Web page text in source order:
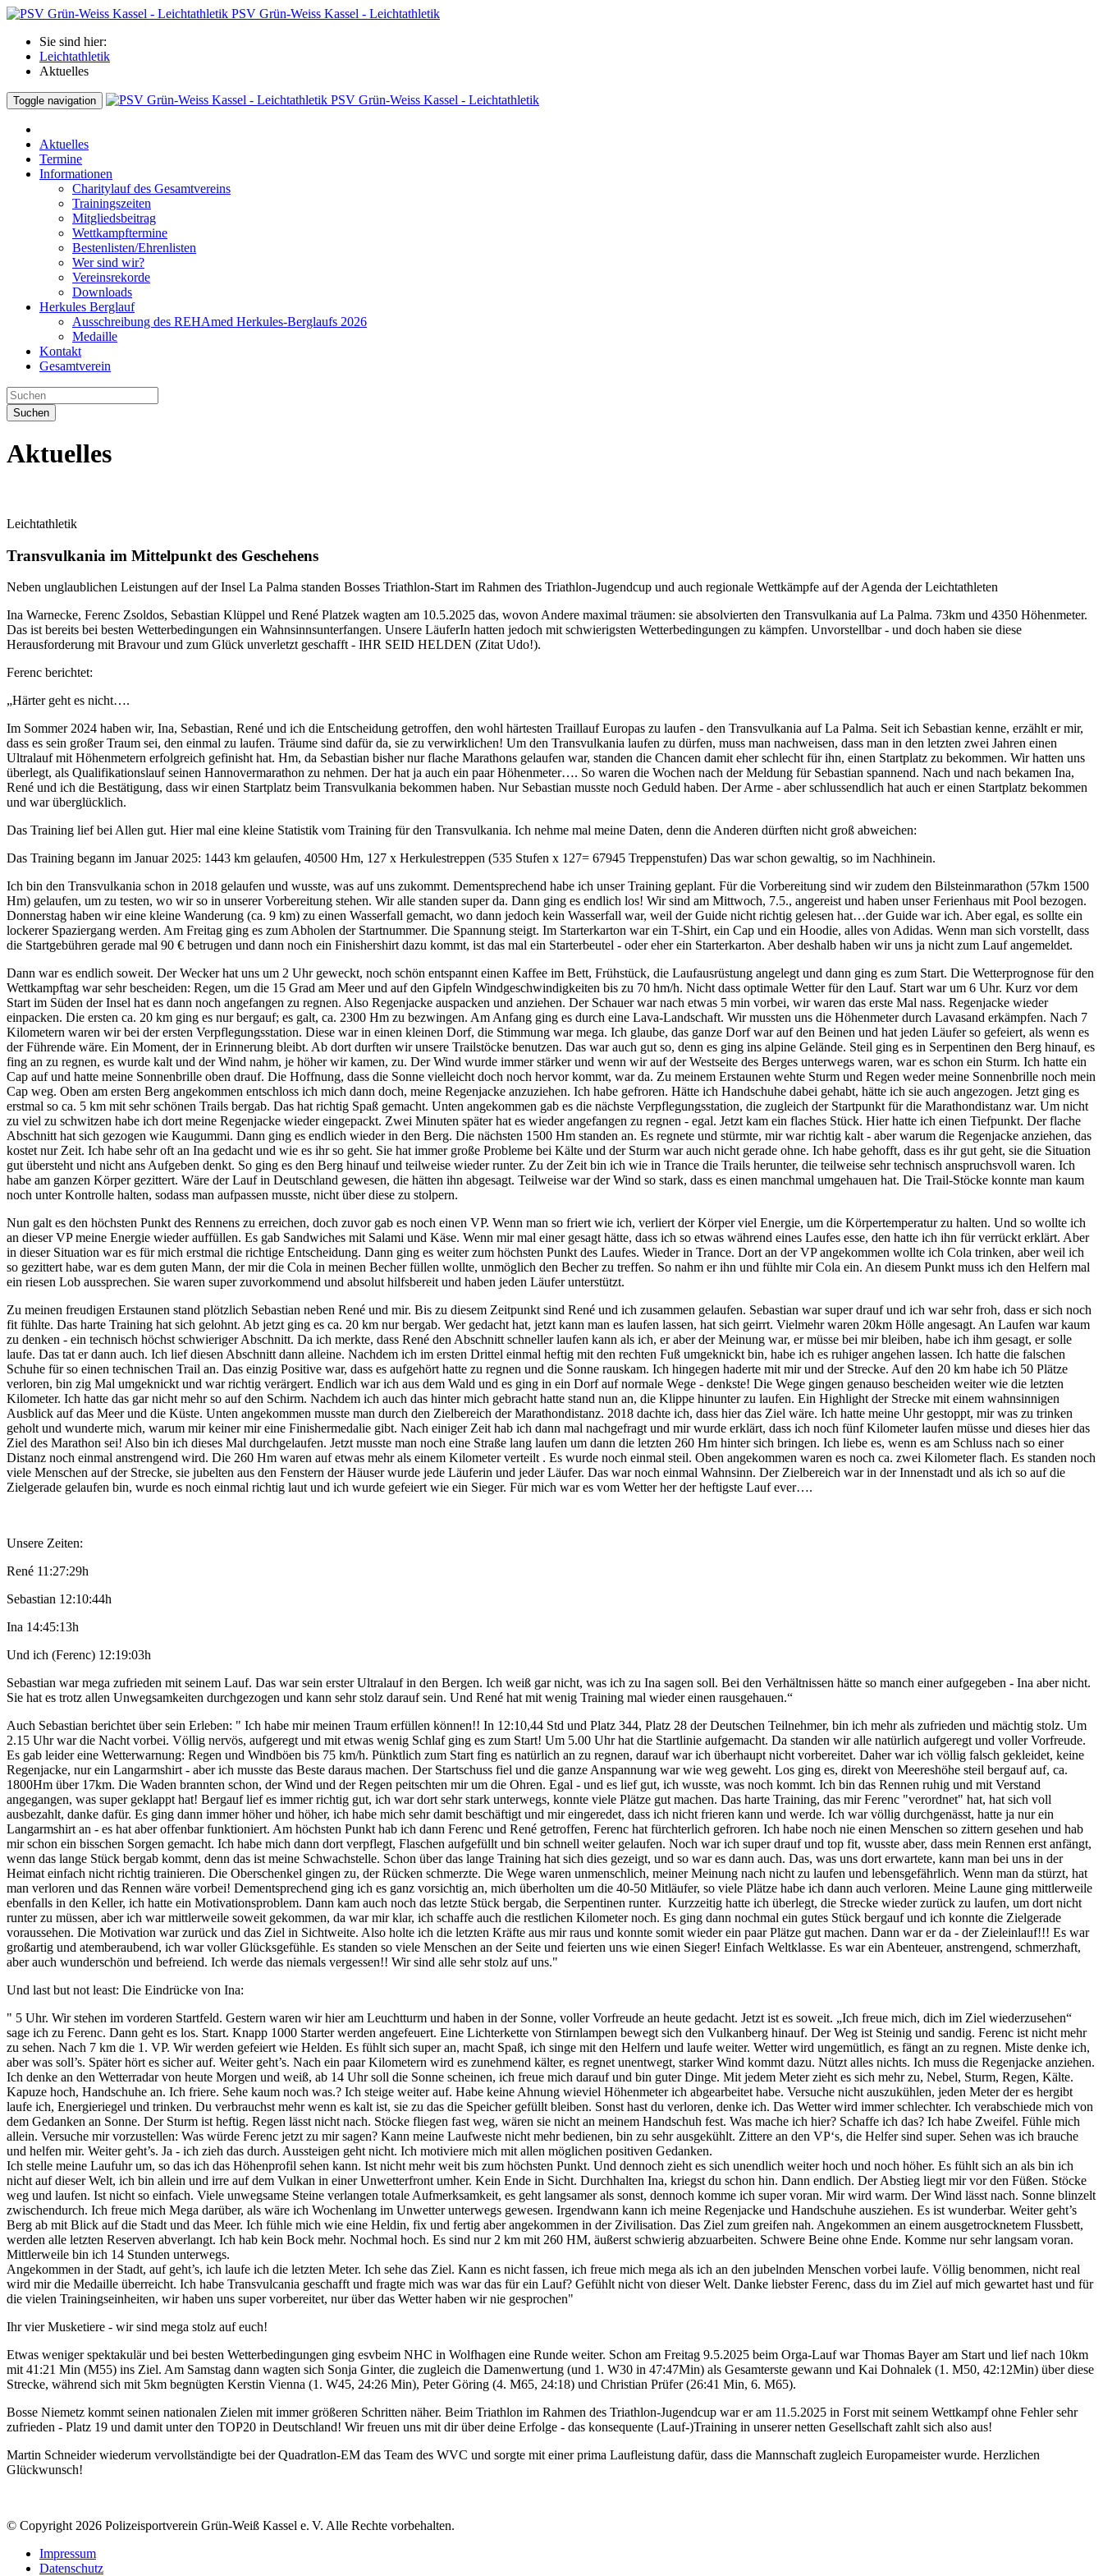
PSV Grün-Weiss Kassel - Leichtathletik
Sie sind hier:
Leichtathletik
Aktuelles
Toggle navigation PSV Grün-Weiss Kassel - Leichtathletik
Aktuelles
Termine
Informationen
Charitylauf des Gesamtvereins
Trainingszeiten
Mitgliedsbeitrag
Wettkampftermine
Bestenlisten/Ehrenlisten
Wer sind wir?
Vereinsrekorde
Downloads
Herkules Berglauf
Ausschreibung des REHAmed Herkules-Berglaufs 2026
Medaille
Kontakt
Gesamtverein
Suchen
Aktuelles
Leichtathletik
Transvulkania im Mittelpunkt des Geschehens
Neben unglaublichen Leistungen auf der Insel La Palma standen Bosses Triathlon-Start im Rahmen des Triathlon-Jugendcup und auch regionale Wettkämpfe auf der Agenda der Leichtathleten
Ina Warnecke, Ferenc Zsoldos, Sebastian Klüppel und René Platzek wagten am 10.5.2025 das, wovon Andere maximal träumen: sie absolvierten den Transvulkania auf La Palma. 73km und 4350 Höhenmeter.
Das ist bereits bei besten Wetterbedingungen ein Wahnsinnsunterfangen. Unsere LäuferIn hatten jedoch mit schwierigsten Wetterbedingungen zu kämpfen. Unvorstellbar - und doch haben sie diese
Herausforderung mit Bravour und zum Glück unverletzt geschafft - IHR SEID HELDEN (Zitat Udo!).
Ferenc berichtet:
„Härter geht es nicht….
Im Sommer 2024 haben wir, Ina, Sebastian, René und ich die Entscheidung getroffen, den wohl härtesten Traillauf Europas zu laufen - den Transvulkania auf La Palma. Seit ich Sebastian kenne, erzählt er mir,
dass es sein großer Traum sei, den einmal zu laufen. Träume sind dafür da, sie zu verwirklichen! Um den Transvulkania laufen zu dürfen, muss man nachweisen, dass man in den letzten zwei Jahren einen
Ultralauf mit Höhenmetern erfolgreich gefinisht hat. Hm, da Sebastian bisher nur flache Marathons gelaufen war, standen die Chancen damit eher schlecht für ihn, einen Startplatz zu bekommen. Wir hatten uns
überlegt, als Qualifikationslauf seinen Hannovermarathon zu nehmen. Der hat ja auch ein paar Höhenmeter…. So waren die Wochen nach der Meldung für Sebastian spannend. Nach und nach bekamen Ina,
René und ich die Bestätigung, dass wir einen Startplatz beim Transvulkania bekommen haben. Nur Sebastian musste noch Geduld haben. Der Arme - aber schlussendlich hat auch er einen Startplatz bekommen
und war überglücklich.
Das Training lief bei Allen gut. Hier mal eine kleine Statistik vom Training für den Transvulkania. Ich nehme mal meine Daten, denn die Anderen dürften nicht groß abweichen:
Das Training begann im Januar 2025: 1443 km gelaufen, 40500 Hm, 127 x Herkulestreppen (535 Stufen x 127= 67945 Treppenstufen) Das war schon gewaltig, so im Nachhinein.
Ich bin den Transvulkania schon in 2018 gelaufen und wusste, was auf uns zukommt. Dementsprechend habe ich unser Training geplant. Für die Vorbereitung sind wir zudem den Bilsteinmarathon (57km 1500
Hm) gelaufen, um zu testen, wo wir so in unserer Vorbereitung stehen. Wir alle standen super da. Dann ging es endlich los! Wir sind am Mittwoch, 7.5., angereist und haben unser Ferienhaus mit Pool bezogen.
Donnerstag haben wir eine kleine Wanderung (ca. 9 km) zu einen Wasserfall gemacht, wo dann jedoch kein Wasserfall war, weil der Guide nicht richtig gelesen hat…der Guide war ich. Aber egal, es sollte ein
lockerer Spaziergang werden. Am Freitag ging es zum Abholen der Startnummer. Die Spannung steigt. Im Starterkarton war ein T-Shirt, ein Cap und ein Hoodie, alles von Adidas. Wenn man sich vorstellt, dass
die Startgebühren gerade mal 90 € betrugen und dann noch ein Finishershirt dazu kommt, ist das mal ein Starterbeutel - oder eher ein Starterkarton. Aber deshalb haben wir uns ja nicht zum Lauf angemeldet.
Dann war es endlich soweit. Der Wecker hat uns um 2 Uhr geweckt, noch schön entspannt einen Kaffee im Bett, Frühstück, die Laufausrüstung angelegt und dann ging es zum Start. Die Wetterprognose für den
Wettkampftag war sehr bescheiden: Regen, um die 15 Grad am Meer und auf den Gipfeln Windgeschwindigkeiten bis zu 70 hm/h. Nicht dass optimale Wetter für den Lauf. Start war um 6 Uhr. Kurz vor dem
Start im Süden der Insel hat es dann noch angefangen zu regnen. Also Regenjacke auspacken und anziehen. Der Schauer war nach etwas 5 min vorbei, wir waren das erste Mal nass. Regenjacke wieder
einpacken. Die ersten ca. 20 km ging es nur bergauf; es galt, ca. 2300 Hm zu bezwingen. Am Anfang ging es durch eine Lava-Landschaft. Wir mussten uns die Höhenmeter durch Lavasand erkämpfen. Nach 7
Kilometern waren wir bei der ersten Verpflegungsstation. Diese war in einen kleinen Dorf, die Stimmung war mega. Ich glaube, das ganze Dorf war auf den Beinen und hat jeden Läufer so gefeiert, als wenn es
der Führende wäre. Ein Moment, der in Erinnerung bleibt. Ab dort durften wir unsere Trailstöcke benutzen. Das war auch gut so, denn es ging ins alpine Gelände. Steil ging es in Serpentinen den Berg hinauf, es
fing an zu regnen, es wurde kalt und der Wind nahm, je höher wir kamen, zu. Der Wind wurde immer stärker und wenn wir auf der Westseite des Berges unterwegs waren, war es schon ein Sturm. Ich hatte ein
Cap auf und hatte meine Sonnenbrille oben drauf. Die Hoffnung, dass die Sonne vielleicht doch noch hervor kommt, war da. Zu meinem Erstaunen wehte Sturm und Regen weder meine Sonnenbrille noch mein
Cap weg. Oben am ersten Berg angekommen entschloss ich mich dann doch, meine Regenjacke anzuziehen. Ich habe gefroren. Hätte ich Handschuhe dabei gehabt, hätte ich sie auch angezogen. Jetzt ging es
erstmal so ca. 5 km mit sehr schönen Trails bergab. Das hat richtig Spaß gemacht. Unten angekommen gab es die nächste Verpflegungsstation, die zugleich der Startpunkt für die Marathondistanz war. Um nicht
zu viel zu schwitzen habe ich dort meine Regenjacke wieder eingepackt. Zwei Minuten später hat es wieder angefangen zu regnen - egal. Jetzt kam ein flaches Stück. Hier hatte ich einen Tiefpunkt. Der flache
Abschnitt hat sich gezogen wie Kaugummi. Dann ging es endlich wieder in den Berg. Die nächsten 1500 Hm standen an. Es regnete und stürmte, mir war richtig kalt - aber warum die Regenjacke anziehen, das
kostet nur Zeit. Ich habe sehr oft an Ina gedacht und wie es ihr so geht. Sie hat immer große Probleme bei Kälte und der Sturm war auch nicht gerade ohne. Ich habe gehofft, dass es ihr gut geht, sie die Situation
gut übersteht und nicht ans Aufgeben denkt. So ging es den Berg hinauf und teilweise wieder runter. Zu der Zeit bin ich wie in Trance die Trails herunter, die teilweise sehr technisch anspruchsvoll waren. Ich
habe am ganzen Körper gezittert. Wäre der Lauf in Deutschland gewesen, die hätten ihn abgesagt. Teilweise war der Wind so stark, dass es einen manchmal umgehauen hat. Die Trail-Stöcke konnte man kaum
noch unter Kontrolle halten, sodass man aufpassen musste, nicht über diese zu stolpern.
Nun galt es den höchsten Punkt des Rennens zu erreichen, doch zuvor gab es noch einen VP. Wenn man so friert wie ich, verliert der Körper viel Energie, um die Körpertemperatur zu halten. Und so wollte ich
an dieser VP meine Energie wieder auffüllen. Es gab Sandwiches mit Salami und Käse. Wenn mir mal einer gesagt hätte, dass ich so etwas während eines Laufes esse, den hatte ich ihn für verrückt erklärt. Aber
in dieser Situation war es für mich erstmal die richtige Entscheidung. Dann ging es weiter zum höchsten Punkt des Laufes. Wieder in Trance. Dort an der VP angekommen wollte ich Cola trinken, aber weil ich
so gezittert habe, war es dem guten Mann, der mir die Cola in meinen Becher füllen wollte, unmöglich den Becher zu treffen. So nahm er ihn und fühlte mir Cola ein. An diesem Punkt muss ich den Helfern mal
ein riesen Lob aussprechen. Sie waren super zuvorkommend und absolut hilfsbereit und haben jeden Läufer unterstützt.
Zu meinen freudigen Erstaunen stand plötzlich Sebastian neben René und mir. Bis zu diesem Zeitpunkt sind René und ich zusammen gelaufen. Sebastian war super drauf und ich war sehr froh, dass er sich noch
fit fühlte. Das harte Training hat sich gelohnt. Ab jetzt ging es ca. 20 km nur bergab. Wer gedacht hat, jetzt kann man es laufen lassen, hat sich geirrt. Vielmehr waren 20km Hölle angesagt. An Laufen war kaum
zu denken - ein technisch höchst schwieriger Abschnitt. Da ich merkte, dass René den Abschnitt schneller laufen kann als ich, er aber der Meinung war, er müsse bei mir bleiben, habe ich ihm gesagt, er solle
laufe. Das tat er dann auch. Ich lief diesen Abschnitt dann alleine. Nachdem ich im ersten Drittel einmal heftig mit den rechten Fuß umgeknickt bin, habe ich es ruhiger angehen lassen. Ich hatte die falschen
Schuhe für so einen technischen Trail an. Das einzig Positive war, dass es aufgehört hatte zu regnen und die Sonne rauskam. Ich hingegen haderte mit mir und der Strecke. Auf den 20 km habe ich 50 Plätze
verloren, bin zig Mal umgeknickt und war richtig verärgert. Endlich war ich aus dem Wald und es ging in ein Dorf auf normale Wege - denkste! Die Wege gingen genauso bescheiden weiter wie die letzten
Kilometer. Ich hatte das gar nicht mehr so auf den Schirm. Nachdem ich auch das hinter mich gebracht hatte stand nun an, die Klippe hinunter zu laufen. Ein Highlight der Strecke mit einem wahnsinnigen
Ausblick auf das Meer und die Küste. Unten angekommen musste man durch den Zielbereich der Marathondistanz. 2018 dachte ich, dass hier das Ziel wäre. Ich hatte meine Uhr gestoppt, mir was zu trinken
geholt und wunderte mich, warum mir keiner mir eine Finishermedalie gibt. Nach einiger Zeit hab ich dann mal nachgefragt und mir wurde erklärt, dass ich noch fünf Kilometer laufen müsse und dieses hier das
Ziel des Marathon sei! Also bin ich dieses Mal durchgelaufen. Jetzt musste man noch eine Straße lang laufen um dann die letzten 260 Hm hinter sich bringen. Ich liebe es, wenn es am Schluss nach so einer
Distanz noch einmal anstrengend wird. Die 260 Hm waren auf etwas mehr als einem Kilometer verteilt . Es wurde noch einmal steil. Oben angekommen waren es noch ca. zwei Kilometer flach. Es standen noch
viele Menschen auf der Strecke, sie jubelten aus den Fenstern der Häuser wurde jede Läuferin und jeder Läufer. Das war noch einmal Wahnsinn. Der Zielbereich war in der Innenstadt und als ich so auf die
Zielgerade gelaufen bin, wurde es noch einmal richtig laut und ich wurde gefeiert wie ein Sieger. Für mich war es vom Wetter her der heftigste Lauf ever….
Unsere Zeiten:
René 11:27:29h
Sebastian 12:10:44h
Ina 14:45:13h
Und ich (Ferenc) 12:19:03h
Sebastian war mega zufrieden mit seinem Lauf. Das war sein erster Ultralauf in den Bergen. Ich weiß gar nicht, was ich zu Ina sagen soll. Bei den Verhältnissen hätte so manch einer aufgegeben - Ina aber nicht.
Sie hat es trotz allen Unwegsamkeiten durchgezogen und kann sehr stolz darauf sein. Und René hat mit wenig Training mal wieder einen rausgehauen.“
Auch Sebastian berichtet über sein Erleben: " Ich habe mir meinen Traum erfüllen können!! In 12:10,44 Std und Platz 344, Platz 28 der Deutschen Teilnehmer, bin ich mehr als zufrieden und mächtig stolz. Um
2.15 Uhr war die Nacht vorbei. Völlig nervös, aufgeregt und mit etwas wenig Schlaf ging es zum Start! Um 5.00 Uhr hat die Startlinie aufgemacht. Da standen wir alle natürlich aufgeregt und voller Vorfreude.
Es gab leider eine Wetterwarnung: Regen und Windböen bis 75 km/h. Pünktlich zum Start fing es natürlich an zu regnen, darauf war ich überhaupt nicht vorbereitet. Daher war ich völlig falsch gekleidet, keine
Regenjacke, nur ein Langarmshirt - aber ich musste das Beste daraus machen. Der Startschuss fiel und die ganze Anspannung war wie weg geweht. Los ging es, direkt von Meereshöhe steil bergauf auf, ca.
1800Hm über 17km. Die Waden brannten schon, der Wind und der Regen peitschten mir um die Ohren. Egal - und es lief gut, ich wusste, was noch kommt. Ich bin das Rennen ruhig und mit Verstand
angegangen, was super geklappt hat! Bergauf lief es immer richtig gut, ich war dort sehr stark unterwegs, konnte viele Plätze gut machen. Das harte Training, das mir Ferenc "verordnet" hat, hat sich voll
ausbezahlt, danke dafür. Es ging dann immer höher und höher, ich habe mich sehr damit beschäftigt und mir eingeredet, dass ich nicht frieren kann und werde. Ich war völlig durchgenässt, hatte ja nur ein
Langarmshirt an - es hat aber offenbar funktioniert. Am höchsten Punkt hab ich dann Ferenc und René getroffen, Ferenc hat fürchterlich gefroren. Ich habe noch nie einen Menschen so zittern gesehen und hab
mir schon ein bisschen Sorgen gemacht. Ich habe mich dann dort verpflegt, Flaschen aufgefüllt und bin schnell weiter gelaufen. Noch war ich super drauf und top fit, wusste aber, dass mein Rennen erst anfängt,
wenn das lange Stück bergab kommt, denn das ist meine Schwachstelle. Schon über das lange Training hat sich dies gezeigt, und so war es dann auch. Das, was uns dort erwartete, kann man bei uns in der
Heimat einfach nicht richtig trainieren. Die Oberschenkel gingen zu, der Rücken schmerzte. Die Wege waren unmenschlich, meiner Meinung nach nicht zu laufen und lebensgefährlich. Wenn man da stürzt, hat
man verloren und das Rennen wäre vorbei! Dementsprechend ging ich es ganz vorsichtig an, mich überholten um die 40-50 Mitläufer, so viele Plätze habe ich dann auch verloren. Meine Laune ging mittlerweile
ebenfalls in den Keller, ich hatte ein Motivationsproblem. Dann kam auch noch das letzte Stück bergab, die Serpentinen runter. Kurzzeitig hatte ich überlegt, die Strecke wieder zurück zu laufen, um dort nicht
runter zu müssen, aber ich war mittlerweile soweit gekommen, da war mir klar, ich schaffe auch die restlichen Kilometer noch. Es ging dann nochmal ein gutes Stück bergauf und ich konnte die Zielgerade
voraussehen. Die Motivation war zurück und das Ziel in Sichtweite. Also holte ich die letzten Kräfte aus mir raus und konnte somit wieder ein paar Plätze gut machen. Dann war er da - der Zieleinlauf!!! Es war
großartig und atemberaubend, ich war voller Glücksgefühle. Es standen so viele Menschen an der Seite und feierten uns wie einen Sieger! Einfach Weltklasse. Es war ein Abenteuer, anstrengend, schmerzhaft,
aber auch wunderschön und befreiend. Ich werde das niemals vergessen!! Wir sind alle sehr stolz auf uns."
Und last but not least: Die Eindrücke von Ina:
" 5 Uhr. Wir stehen im vorderen Startfeld. Gestern waren wir hier am Leuchtturm und haben in der Sonne, voller Vorfreude an heute gedacht. Jetzt ist es soweit. „Ich freue mich, dich im Ziel wiederzusehen“
sage ich zu Ferenc. Dann geht es los. Start. Knapp 1000 Starter werden angefeuert. Eine Lichterkette von Stirnlampen bewegt sich den Vulkanberg hinauf. Der Weg ist Steinig und sandig. Ferenc ist nicht mehr
zu sehen. Nach 7 km die 1. VP. Wir werden gefeiert wie Helden. Es fühlt sich super an, macht Spaß, ich singe mit den Helfern und laufe weiter. Wetter wird ungemütlich, es fängt an zu regnen. Miste denke ich,
aber was soll’s. Später hört es sicher auf. Weiter geht’s. Nach ein paar Kilometern wird es zunehmend kälter, es regnet unentwegt, starker Wind kommt dazu. Nützt alles nichts. Ich muss die Regenjacke anziehen.
Ich denke an den Wetterradar von heute Morgen und weiß, ab 14 Uhr soll die Sonne scheinen, ich freue mich darauf und bin guter Dinge. Mit jedem Meter zieht es sich mehr zu, Nebel, Sturm, Regen, Kälte.
Kapuze hoch, Handschuhe an. Ich friere. Sehe kaum noch was.? Ich steige weiter auf. Habe keine Ahnung wieviel Höhenmeter ich abgearbeitet habe. Versuche nicht auszukühlen, jeden Meter der es hergibt
laufe ich, Energieriegel und trinken. Du verbrauchst mehr wenn es kalt ist, sie zu das die Speicher gefüllt bleiben. Sonst hast du verloren, denke ich. Das Wetter wird immer schlechter. Ich verabschiede mich von
dem Gedanken an Sonne. Der Sturm ist heftig. Regen lässt nicht nach. Stöcke fliegen fast weg, wären sie nicht an meinem Handschuh fest. Was mache ich hier? Schaffe ich das? Ich habe Zweifel. Fühle mich
allein. Versuche mir vorzustellen: Was würde Ferenc jetzt zu mir sagen? Kann meine Laufweste nicht mehr bedienen, bin zu sehr ausgekühlt. Zittere an den VP‘s, die Helfer sind super. Sehen was ich brauche
und helfen mir. Weiter geht’s. Ja - ich zieh das durch. Aussteigen geht nicht. Ich motiviere mich mit allen möglichen positiven Gedanken.
Ich stelle meine Laufuhr um, so das ich das Höhenprofil sehen kann. Ist nicht mehr weit bis zum höchsten Punkt. Und dennoch zieht es sich unendlich weiter hoch und noch höher. Es fühlt sich an als bin ich
nicht auf dieser Welt, ich bin allein und irre auf dem Vulkan in einer Unwetterfront umher. Kein Ende in Sicht. Durchhalten Ina, kriegst du schon hin. Dann endlich. Der Abstieg liegt mir vor den Füßen. Stöcke
weg und laufen. Ist nicht so einfach. Viele unwegsame Steine verlangen totale Aufmerksamkeit, es geht langsamer als sonst, dennoch komme ich super voran. Mir wird warm. Der Wind lässt nach. Sonne blinzelt
zwischendurch. Ich freue mich Mega darüber, als wäre ich Wochenlang im Unwetter unterwegs gewesen. Irgendwann kann ich meine Regenjacke und Handschuhe ausziehen. Es ist wunderbar. Weiter geht’s
Berg ab mit Blick auf die Stadt und das Meer. Ich fühle mich wie eine Heldin, fix und fertig aber angekommen in der Zivilisation. Das Ziel zum greifen nah. Angekommen an einem ausgetrocknetem Flussbett,
werden alle letzten Reserven abverlangt. Ich hab kein Bock mehr. Nochmal hoch. Es sind nur 2 km mit 260 HM, äußerst schwierig abzuarbeiten. Schwere Beine ohne Ende. Komme nur sehr langsam voran.
Mittlerweile bin ich 14 Stunden unterwegs.
Angekommen in der Stadt, auf geht’s, ich laufe ich die letzten Meter. Ich sehe das Ziel. Kann es nicht fassen, ich freue mich mega als ich an den jubelnden Menschen vorbei laufe. Völlig benommen, nicht real
wird mir die Medaille überreicht. Ich habe Transvulcania geschafft und fragte mich was war das für ein Lauf? Gefühlt nicht von dieser Welt. Danke liebster Ferenc, dass du im Ziel auf mich gewartet hast und für
die vielen Trainingseinheiten, wir haben uns super vorbereitet, nur über das Wetter haben wir nie gesprochen"
Ihr vier Musketiere - wir sind mega stolz auf euch!
Etwas weniger spektakulär und bei besten Wetterbedingungen ging esvbeim NHC in Wolfhagen eine Runde weiter. Schon am Freitag 9.5.2025 beim Orga-Lauf war Thomas Bayer am Start und lief nach 10km
mit 41:21 Min (M55) ins Ziel. Am Samstag dann wagten sich Sonja Ginter, die zugleich die Damenwertung (und 1. W30 in 47:47Min) als Gesamterste gewann und Kai Dohnalek (1. M50, 42:12Min) über diese
Strecke, während sich mit 5km begnügten Kerstin Vienna (1. W45, 24:26 Min), Peter Göring (4. M65, 24:18) und Christian Prüfer (26:41 Min, 6. M65).
Bosse Niemetz kommt seinen nationalen Zielen mit immer größeren Schritten näher. Beim Triathlon im Rahmen des Triathlon-Jugendcup war er am 11.5.2025 in Forst mit seinem Wettkampf ohne Fehler sehr
zufrieden - Platz 19 und damit unter den TOP20 in Deutschland! Wir freuen uns mit dir über deine Erfolge - das konsequente (Lauf-)Training in unserer netten Gesellschaft zahlt sich also aus!
Martin Schneider wiederum vervollständigte bei der Quadratlon-EM das Team des WVC und sorgte mit einer prima Laufleistung dafür, dass die Mannschaft zugleich Europameister wurde. Herzlichen
Glückwunsch!
© Copyright 2026 Polizeisportverein Grün-Weiß Kassel e. V. Alle Rechte vorbehalten.
Impressum
Datenschutz